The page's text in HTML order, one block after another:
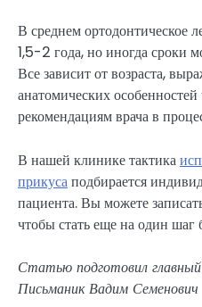
В среднем ортодонтическое
1,5-2 года, но иногда сроки
Все зависит от возраста,
анатомических
рекомендациям врача в
В нашей клинике тактика
прикусаподбирается
пациента. Вы можете
чтобы стать еще на один
Статью подготовил
Письманик Вадим Семенович